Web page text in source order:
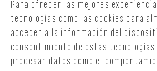
Para ofrecer las mejores
tecnologías como las cookies para
acceder a la información del
consentimiento de estas
procesar datos como el
15707, Santiago de Compostela
A Coruña
T. +34 654 30 90 36